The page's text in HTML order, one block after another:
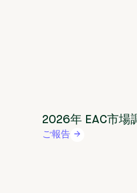
2026年 EAC市場
ご報告